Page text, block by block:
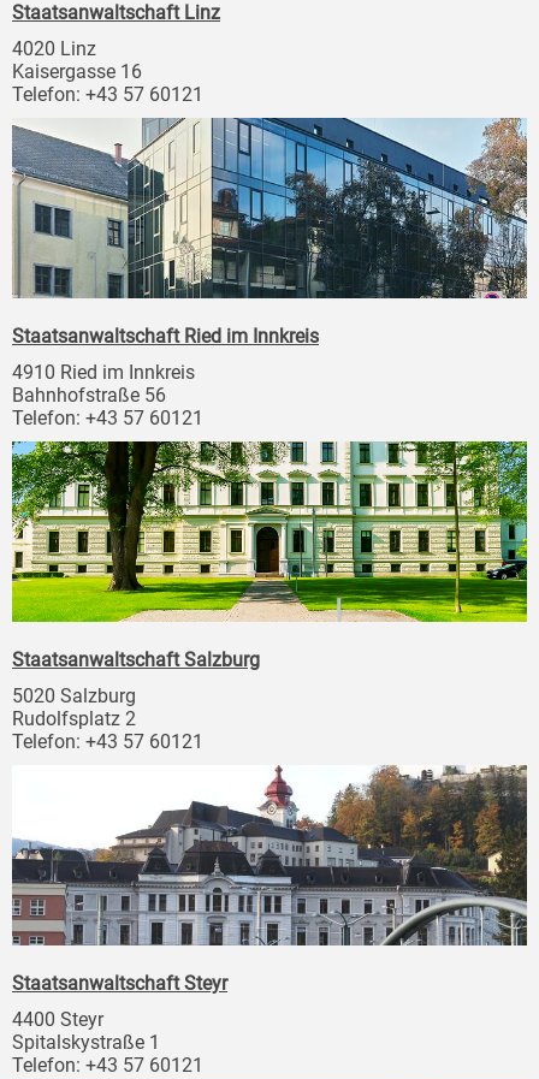
Staatsanwaltschaft Linz
4020 Linz
Kaisergasse 16
Telefon: +43 57 60121
Staatsanwaltschaft Ried im Innkreis
4910 Ried im Innkreis
Bahnhofstraße 56
Telefon: +43 57 60121
Staatsanwaltschaft Salzburg
5020 Salzburg
Rudolfsplatz 2
Telefon: +43 57 60121
Staatsanwaltschaft Steyr
4400 Steyr
Spitalskystraße 1
Telefon: +43 57 60121